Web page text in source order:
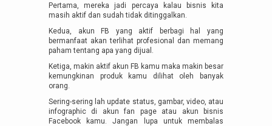
Pertama, mereka jadi percaya kalau bisnis kita
masih aktif dan sudah tidak ditinggalkan.
Kedua, akun FB yang aktif berbagi hal yang
bermanfaat akan terlihat profesional dan memang
paham tentang apa yang dijual.
Ketiga, makin aktif akun FB kamu maka makin besar
kemungkinan produk kamu dilihat oleh banyak
orang.
Sering-sering lah update status, gambar, video, atau
infographic di akun fan page atau akun bisnis
Facebook kamu. Jangan lupa untuk membalas